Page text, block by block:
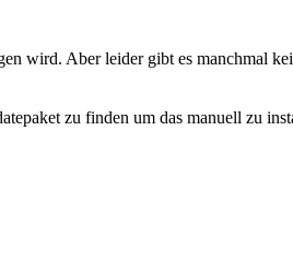
wird. Aber leider gibt es manchmal
zu finden um das manuell zu